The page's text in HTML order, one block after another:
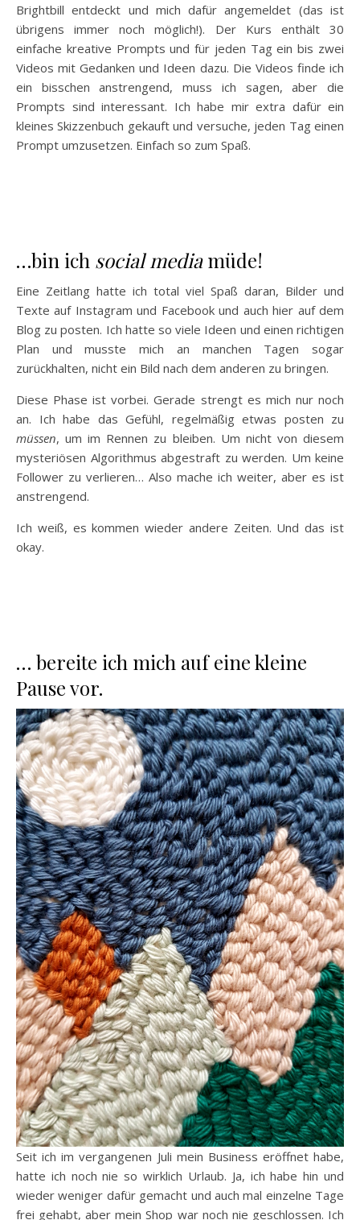
Brightbill entdeckt und mich dafür angemeldet (das ist
übrigens immer noch möglich!). Der Kurs enthält 30
einfache kreative Prompts und für jeden Tag ein bis zwei
Videos mit Gedanken und Ideen dazu. Die Videos finde ich
ein bisschen anstrengend, muss ich sagen, aber die
Prompts sind interessant. Ich habe mir extra dafür ein
kleines Skizzenbuch gekauft und versuche, jeden Tag einen
Prompt umzusetzen. Einfach so zum Spaß.
…bin ich social mediamüde!
Eine Zeitlang hatte ich total viel Spaß daran, Bilder und
Texte auf Instagram und Facebook und auch hier auf dem
Blog zu posten. Ich hatte so viele Ideen und einen richtigen
Plan und musste mich an manchen Tagen sogar
zurückhalten, nicht ein Bild nach dem anderen zu bringen.
Diese Phase ist vorbei. Gerade strengt es mich nur noch
an. Ich habe das Gefühl, regelmäßig etwas posten zu
müssen, um im Rennen zu bleiben. Um nicht von diesem
mysteriösen Algorithmus abgestraft zu werden. Um keine
Follower zu verlieren… Also mache ich weiter, aber es ist
anstrengend.
Ich weiß, es kommen wieder andere Zeiten. Und das ist
okay.
… bereite ich mich auf eine kleine
Pause vor.
Seit ich im vergangenen Juli mein Business eröffnet habe,
hatte ich noch nie so wirklich Urlaub. Ja, ich habe hin und
wieder weniger dafür gemacht und auch mal einzelne Tage
frei gehabt, aber mein Shop war noch nie geschlossen. Ich